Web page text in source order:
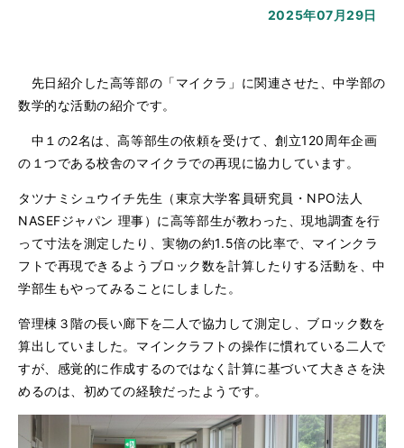
2025年07月29日
先日紹介した高等部の「マイクラ」に関連させた、中学部の
数学的な活動の紹介です。
中１の2名は、高等部生の依頼を受けて、創立120周年企画
の１つである校舎のマイクラでの再現に協力しています。
タツナミシュウイチ先生（東京大学客員研究員・NPO法人
NASEFジャパン 理事）に高等部生が教わった、現地調査を行
って寸法を測定したり、実物の約1.5倍の比率で、マインクラ
フトで再現できるようブロック数を計算したりする活動を、中
学部生もやってみることにしました。
管理棟３階の長い廊下を二人で協力して測定し、ブロック数を
算出していました。マインクラフトの操作に慣れている二人で
すが、感覚的に作成するのではなく計算に基づいて大きさを決
めるのは、初めての経験だったようです。